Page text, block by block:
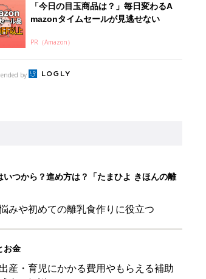
「今日の目玉商品は？」毎日変わるA
mazonタイムセールが見逃せない
PR（Amazon）
by
いつから？進め方は？「たまひよ きほんの離
みや初めての離乳食作りに役立つ
お金
産・育児にかかる費用やもらえる補助